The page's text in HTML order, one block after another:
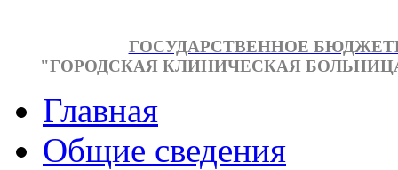
ГОСУДАРСТВЕННОЕ
"ГОРОДСКАЯ КЛИНИЧЕСКАЯ
Главная
Общие сведения